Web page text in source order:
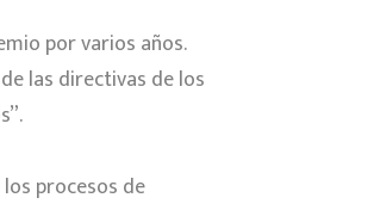
por varios años.
las directivas de los
procesos de